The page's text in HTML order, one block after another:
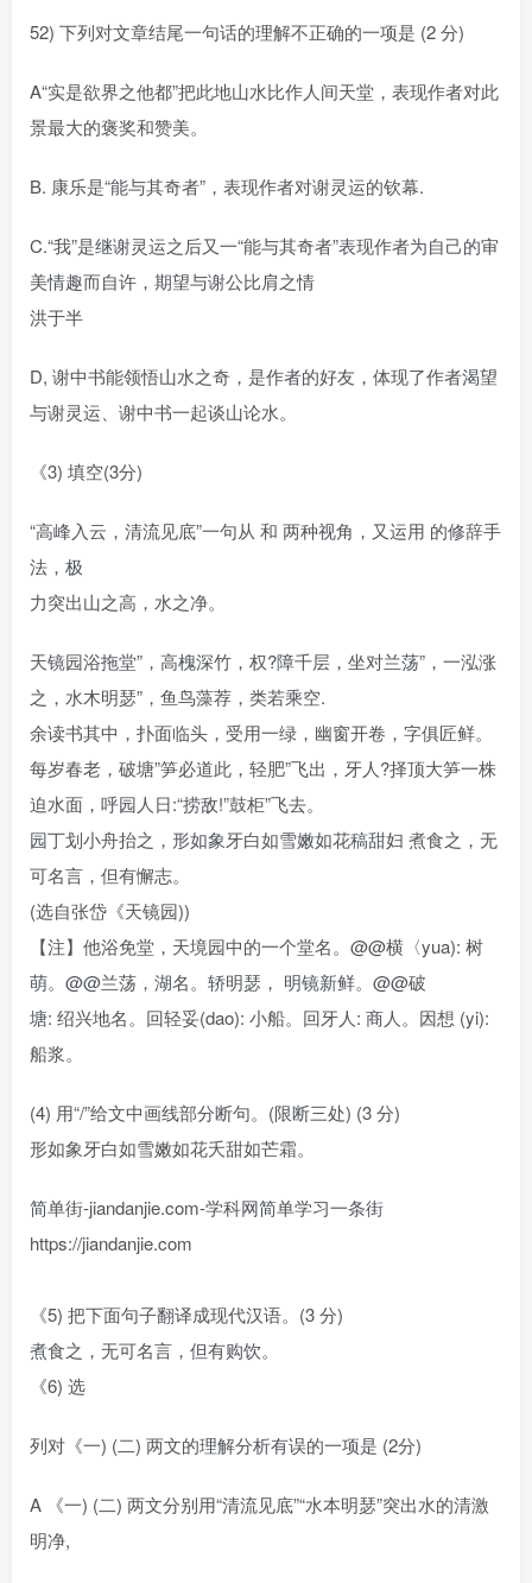
52) 下列对文章结尾一句话的理解不正确的一项是 (2 分)
A“实是欲界之他都”把此地山水比作人间天堂，表现作者对此
景最大的褒奖和赞美。
B. 康乐是“能与其奇者”，表现作者对谢灵运的钦幕.
C.“我”是继谢灵运之后又一“能与其奇者”表现作者为自己的审
美情趣而自许，期望与谢公比肩之情
洪于半
D, 谢中书能领悟山水之奇，是作者的好友，体现了作者渴望
与谢灵运、谢中书一起谈山论水。
《3) 填空(3分)
“高峰入云，清流见底”一句从 和 两种视角，又运用 的修辞手
法，极
力突出山之高，水之净。
天镜园浴拖堂”，高槐深竹，权?障千层，坐对兰荡”，一泓涨
之，水木明瑟”，鱼鸟藻荐，类若乘空.
余读书其中，扑面临头，受用一绿，幽窗开卷，字俱匠鲜。
每岁春老，破塘”笋必道此，轻肥”飞出，牙人?择顶大笋一株
迫水面，呼园人日:“捞敌!”鼓柜”飞去。
园丁划小舟抬之，形如象牙白如雪嫩如花稿甜妇 煮食之，无
可名言，但有懈志。
(选自张岱《天镜园))
【注】他浴免堂，天境园中的一个堂名。@@横〈yua): 树
萌。@@兰荡，湖名。轿明瑟， 明镜新鲜。@@破
塘: 绍兴地名。回轻妥(dao): 小船。回牙人: 商人。因想 (yi):
船浆。
(4) 用“/”给文中画线部分断句。(限断三处) (3 分)
形如象牙白如雪嫩如花夭甜如芒霜。
简单街-jiandanjie.com-学科网简单学习一条街
https://jiandanjie.com
《5) 把下面句子翻译成现代汉语。(3 分)
煮食之，无可名言，但有购饮。
《6) 选
列对《一) (二) 两文的理解分析有误的一项是 (2分)
A 《一) (二) 两文分别用“清流见底”“水本明瑟”突出水的清激
明净,